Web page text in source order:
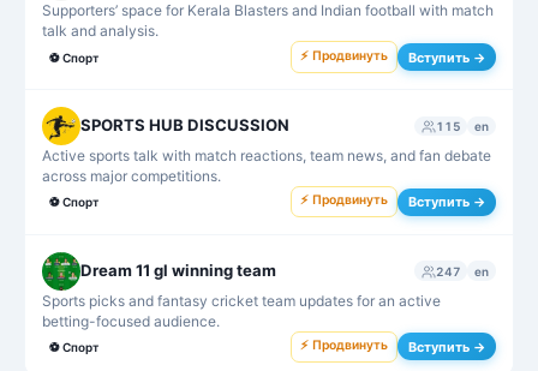
Supporters’ space for Kerala Blasters and Indian football with match
talk and analysis.
⚽Спорт ⚡ Продвинуть Вступить →
SPORTS HUB DISCUSSION 115 en
Active sports talk with match reactions, team news, and fan debate
across major competitions.
⚽Спорт ⚡ Продвинуть Вступить →
Dream 11 gl winning team 247 en
Sports picks and fantasy cricket team updates for an active
betting-focused audience.
⚽Спорт ⚡ Продвинуть Вступить →